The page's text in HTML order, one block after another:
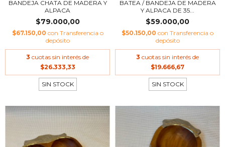
BANDEJA CHATA DE MADERA Y
ALPACA
$79.000,00
$67.150,00 con Transferencia o
depósito
3 cuotas sin interés de
$26.333,33
SIN STOCK
BATEA / BANDEJA DE MADERA
Y ALPACA DE 35...
$59.000,00
$50.150,00 con Transferencia o
depósito
3 cuotas sin interés de
$19.666,67
SIN STOCK